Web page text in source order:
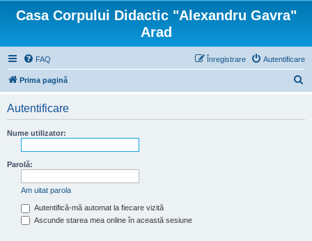
Casa Corpului Didactic "Alexandru Gavra"
Arad
FAQ Autentificare
Înregistrare
Prima pagină
Autentificare
Nume utilizator:
Parolă:
Am uitat parola
Autentifică-mă automat la fiecare vizită
Ascunde starea mea online în această sesiune